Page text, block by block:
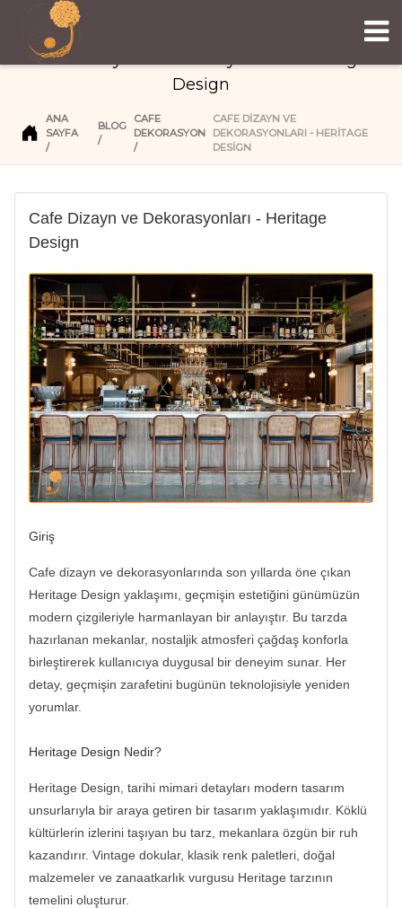
Cafe Dizayn ve Dekorasyonları - Heritage
Design
ANA
SAYFA
BLOG
CAFE
DEKORASYON
CAFE DIZAYN VE
DEKORASYONLARI - HERITAGE
DESIGN
Cafe Dizayn ve Dekorasyonları - Heritage
Design
Giriş
Cafe dizayn ve dekorasyonlarında son yıllarda öne çıkan
Heritage Design yaklaşımı, geçmişin estetiğini günümüzün
modern çizgileriyle harmanlayan bir anlayıştır. Bu tarzda
hazırlanan mekanlar, nostaljik atmosferi çağdaş konforla
birleştirerek kullanıcıya duygusal bir deneyim sunar. Her
detay, geçmişin zarafetini bugünün teknolojisiyle yeniden
yorumlar.
Heritage Design Nedir?
Heritage Design, tarihi mimari detayları modern tasarım
unsurlarıyla bir araya getiren bir tasarım yaklaşımıdır. Köklü
kültürlerin izlerini taşıyan bu tarz, mekanlara özgün bir ruh
kazandırır. Vintage dokular, klasik renk paletleri, doğal
malzemeler ve zanaatkarlık vurgusu Heritage tarzının
temelini oluşturur.